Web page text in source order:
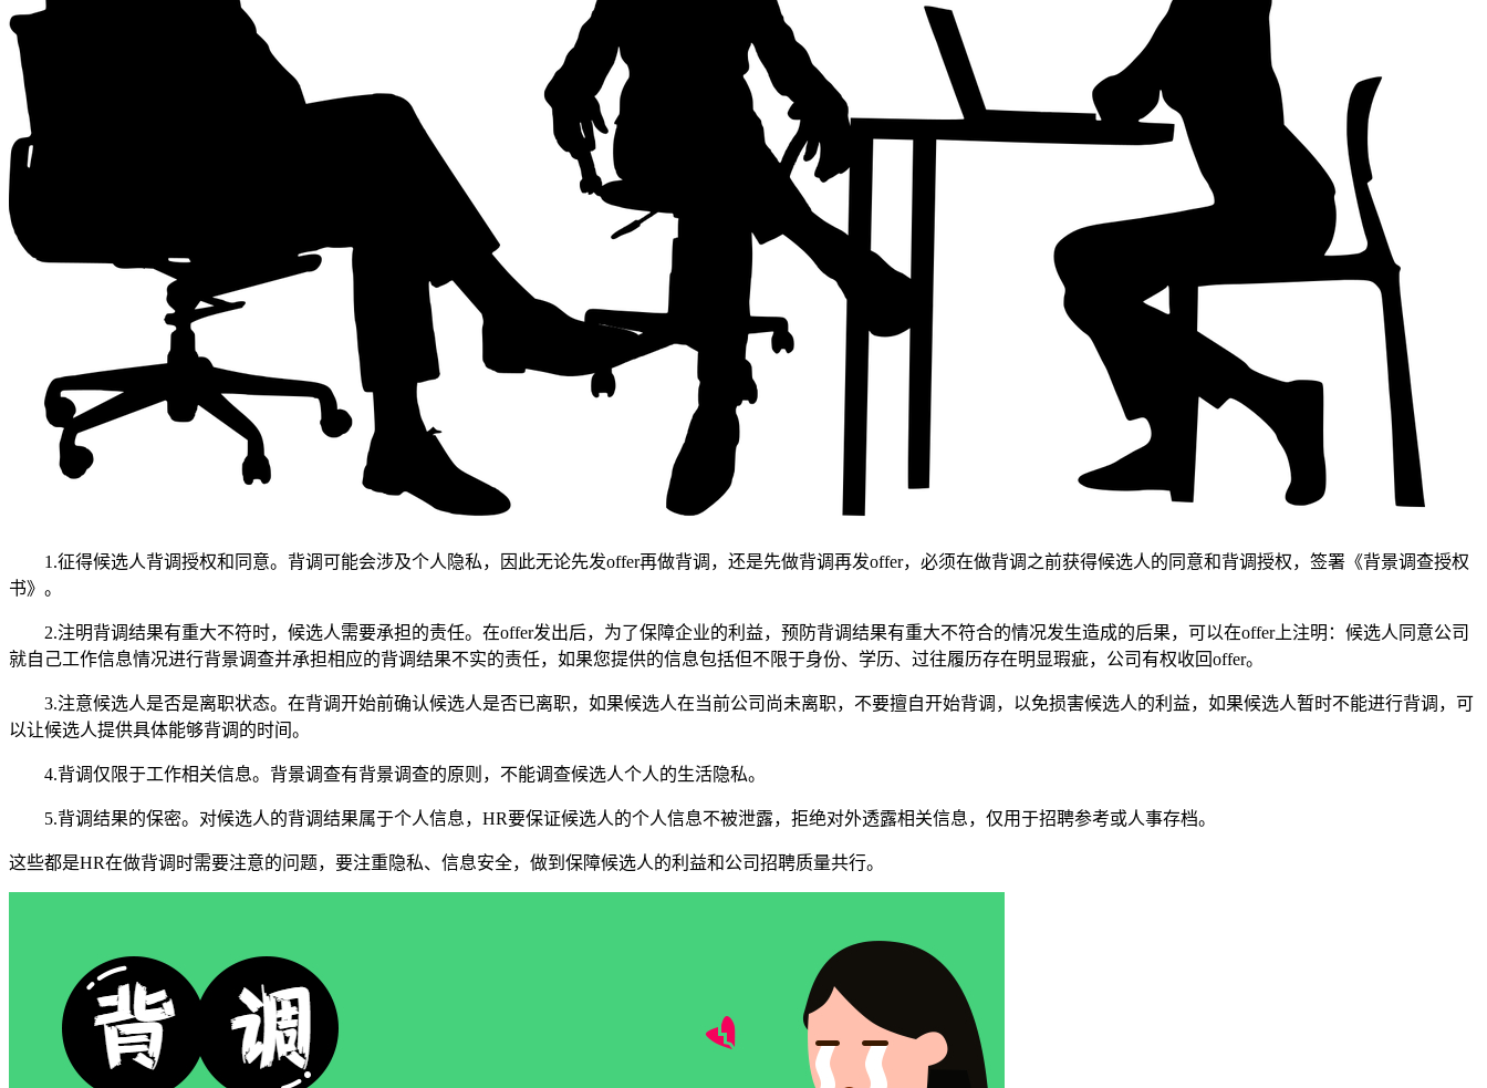
1.征得候选人背调授权和同意。背调可能会涉及个人隐私，因此无论先发offer再做背调，还是先做背调再发offer，必须在做背调之前获得候选人的同意和背调授权，签署《背景调查授权
书》。
2.注明背调结果有重大不符时，候选人需要承担的责任。在offer发出后，为了保障企业的利益，预防背调结果有重大不符合的情况发生造成的后果，可以在offer上注明：候选人同意公司
就自己工作信息情况进行背景调查并承担相应的背调结果不实的责任，如果您提供的信息包括但不限于身份、学历、过往履历存在明显瑕疵，公司有权收回offer。
3.注意候选人是否是离职状态。在背调开始前确认候选人是否已离职，如果候选人在当前公司尚未离职，不要擅自开始背调，以免损害候选人的利益，如果候选人暂时不能进行背调，可
以让候选人提供具体能够背调的时间。
4.背调仅限于工作相关信息。背景调查有背景调查的原则，不能调查候选人个人的生活隐私。
5.背调结果的保密。对候选人的背调结果属于个人信息，HR要保证候选人的个人信息不被泄露，拒绝对外透露相关信息，仅用于招聘参考或人事存档。
这些都是HR在做背调时需要注意的问题，要注重隐私、信息安全，做到保障候选人的利益和公司招聘质量共行。